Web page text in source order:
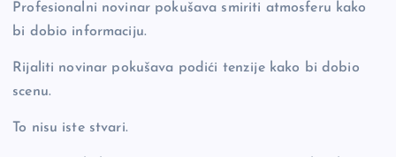
Profesionalni novinar pokušava smiriti atmosferu kako
bi dobio informaciju.
Rijaliti novinar pokušava podići tenzije kako bi dobio
scenu.
To nisu iste stvari.